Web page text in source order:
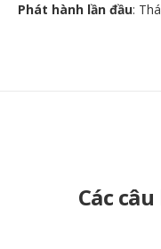
Phát hành lần đầu:
Các